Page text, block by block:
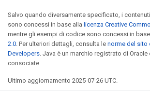
Salvo quando diversamente specificato, i
sono concessi in base alla licenza Creative
mentre gli esempi di codice sono concessi in
2.0 . Per ulteriori dettagli, consulta le norme del sito
Developers . Java è un marchio registrato di
consociate.
Ultimo aggiornamento 2025-07-26 UTC.